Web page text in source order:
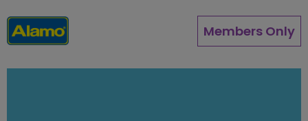
zum
Inhalt
Members Only